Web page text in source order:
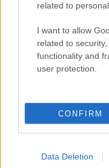
related to
I want to allow
related to
functionality and
user protection.
CONFIRM
Data Deletion
El Celta no podrá
los servicios de Hugo
estará de baja entre 2